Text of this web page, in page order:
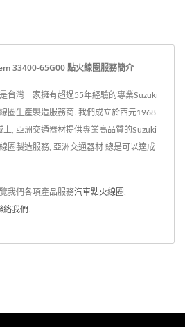
33400-65G00 點火線圈服務簡介
台灣一家擁有超過55年經驗的專業Suzuki
圈生產製造服務商. 我們成立於西元1968
, 亞洲交通器材提供專業高品質的Suzuki
圈製造服務, 亞洲交通器材 總是可以達成
我們各項產品服務汽車點火線圈
絡我們